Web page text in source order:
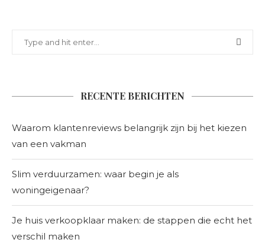
RECENTE BERICHTEN
Waarom klantenreviews belangrijk zijn bij het kiezen
van een vakman
Slim verduurzamen: waar begin je als
woningeigenaar?
Je huis verkoopklaar maken: de stappen die echt het
verschil maken